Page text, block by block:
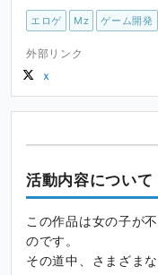
エロゲ Mz ゲーム開発
外部リンク
ｘ
活動内容について
この作品は女の子が
のです。
その道中、さまざま